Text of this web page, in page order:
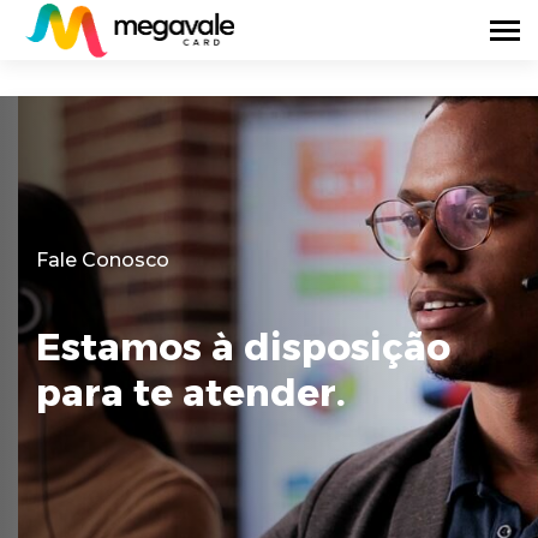
Fale Conosco
Estamos à disposição
para te atender.